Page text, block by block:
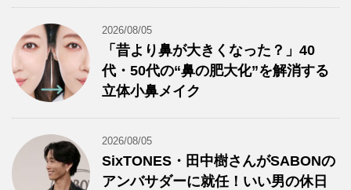
2026/08/05
「昔より鼻が大きくなった？」40
代・50代の“鼻の肥大化”を解消する
立体小鼻メイク
2026/08/05
SixTONES・田中樹さんがSABONの
アンバサダーに就任！いい男の休日